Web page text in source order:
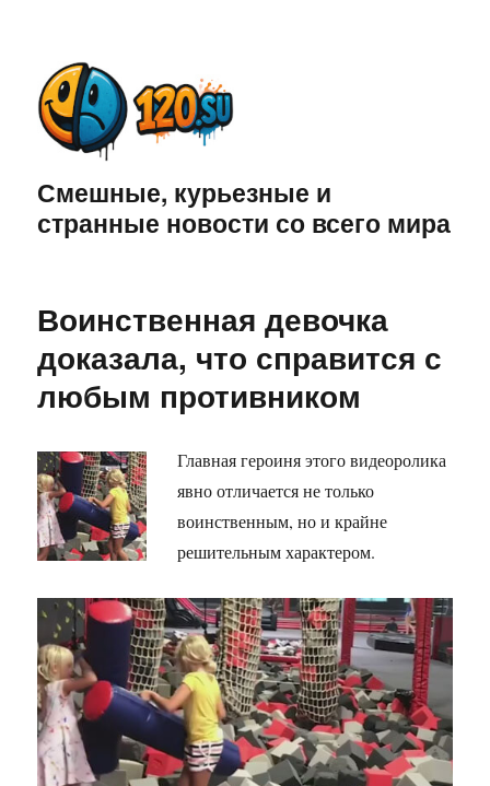
Смешные, курьезные и
странные новости со всего мира
Воинственная девочка
доказала, что справится с
любым противником
Главная героиня этого видеоролика
явно отличается не только
воинственным, но и крайне
решительным характером.